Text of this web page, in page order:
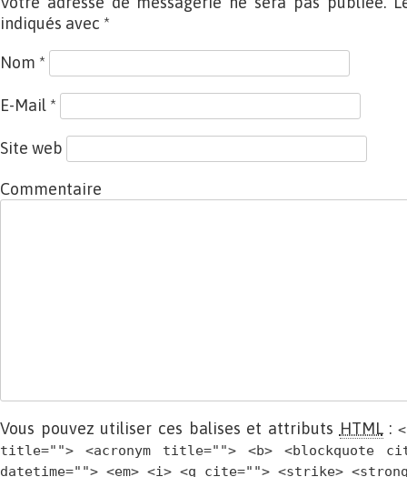
indiqués avec *
Nom *
E-Mail *
Site web
Commentaire
Vous pouvez utiliser ces balises et attributs HTML:
title=""> <acronym title=""> <b> <blockquote
datetime=""> <em> <i> <q cite=""> <strike>